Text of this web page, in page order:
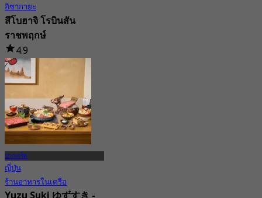
อิซากายะ
สึโบฮาจิ โรบินสัน
ราชพฤกษ์
4.9
21 การจอง
จาก฿ 495
ปากเกร็ด
ญี่ปุ่น
ร้านอาหารในเครือ